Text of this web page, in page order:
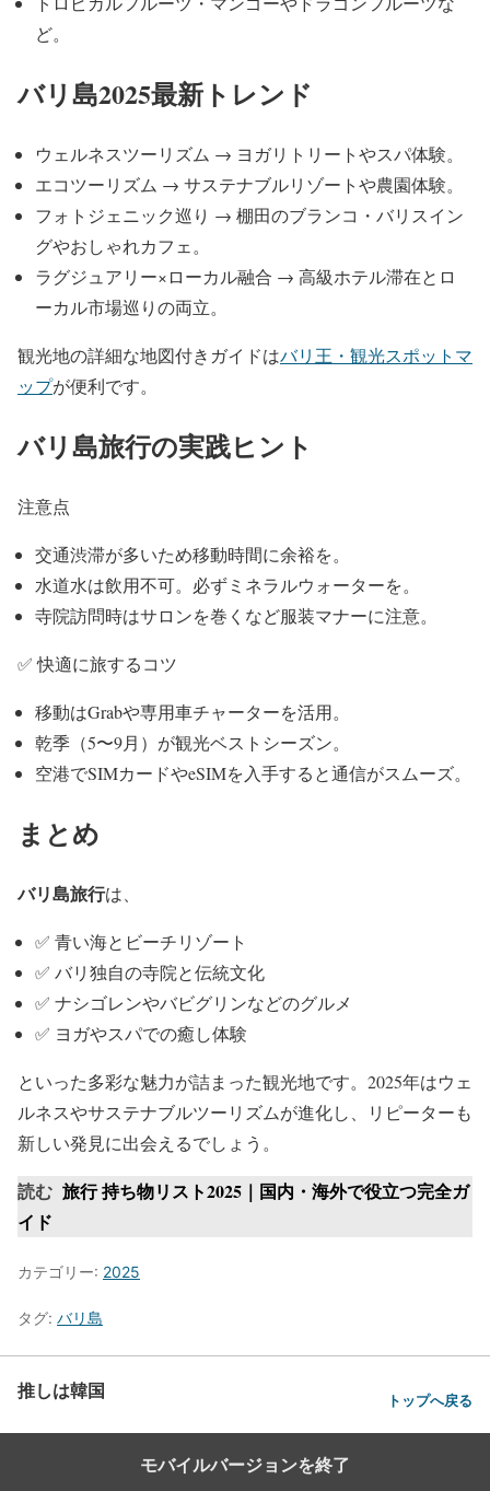
ど。
バリ島2025最新トレンド
ウェルネスツーリズム → ヨガリトリートやスパ体験。
エコツーリズム → サステナブルリゾートや農園体験。
フォトジェニック巡り → 棚田のブランコ・バリスイン
グやおしゃれカフェ。
ラグジュアリー×ローカル融合 → 高級ホテル滞在とロ
ーカル市場巡りの両立。
観光地の詳細な地図付きガイドはバリ王・観光スポットマ
ップが便利です。
バリ島旅行の実践ヒント
注意点
交通渋滞が多いため移動時間に余裕を。
水道水は飲用不可。必ずミネラルウォーターを。
寺院訪問時はサロンを巻くなど服装マナーに注意。
✅ 快適に旅するコツ
移動はGrabや専用車チャーターを活用。
乾季（5〜9月）が観光ベストシーズン。
空港でSIMカードやeSIMを入手すると通信がスムーズ。
まとめ
バリ島旅行は、
✅ 青い海とビーチリゾート
✅ バリ独自の寺院と伝統文化
✅ ナシゴレンやバビグリンなどのグルメ
✅ ヨガやスパでの癒し体験
といった多彩な魅力が詰まった観光地です。2025年はウェ
ルネスやサステナブルツーリズムが進化し、リピーターも
新しい発見に出会えるでしょう。
読む 旅行 持ち物リスト2025｜国内・海外で役立つ完全ガ
イド
カテゴリー: 2025
タグ: バリ島
推しは韓国 トップへ戻る
モバイルバージョンを終了